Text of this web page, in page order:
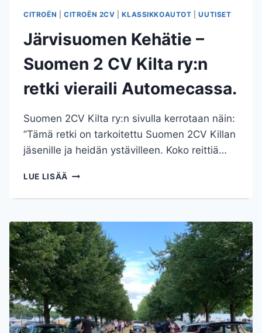
CITROËN CITROËN 2CV |KLASSIKKOAUTOT |UUTISET
Järvisuomen Kehätie –
Suomen 2 CV Kilta ry:n
retki vieraili Automecassa.
Suomen 2CV Kilta ry:n sivulla kerrotaan näin:
”Tämä retki on tarkoitettu Suomen 2CV Killan
jäsenille ja heidän ystävilleen. Koko reittiä…
LUE LISÄÄ JÄRVISUOMEN
–
2
CV
KILTA
RY:N
RETKI
VIERAILI
AUTOMECASSA.